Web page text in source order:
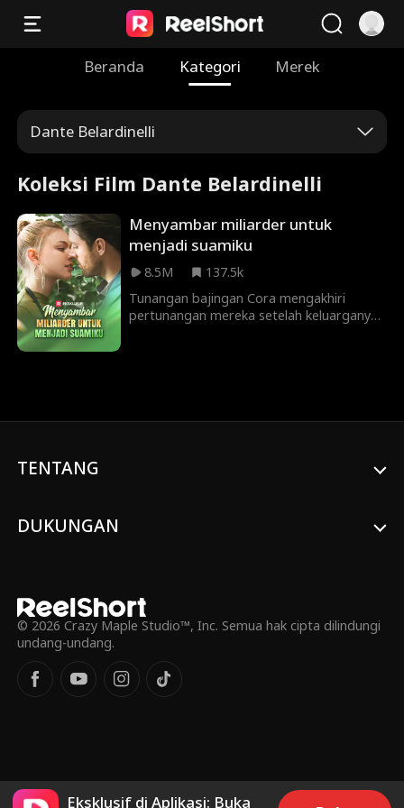
Beranda Kategori Merek
Dante Belardinelli
Koleksi Film Dante Belardinelli
Menyambar miliarder untuk
menjadi suamiku
8.5M
137.5k
Tunangan bajingan Cora mengakhiri
pertunangan mereka setelah keluarganya
TENTANG
DUKUNGAN
© 2026 Crazy Maple Studio™, Inc. Semua hak cipta dilindungi
undang-undang.
Eksklusif di Aplikasi: Buka